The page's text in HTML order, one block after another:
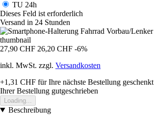
TU 24h
Dieses Feld ist erforderlich
Versand in 24 Stunden
27,90 CHF 26,20 CHF -6%
inkl. MwSt. zzgl. Versandkosten
+1,31 CHF für Ihre nächste Bestellung geschenkt
Ihrer Bestellung gutgeschrieben
Loading...
Beschreibung